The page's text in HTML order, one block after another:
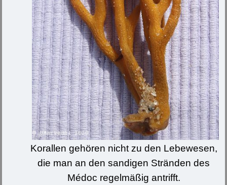
Korallen gehören nicht zu den Lebewesen,
die man an den sandigen Stränden des
Médoc regelmäßig antrifft.